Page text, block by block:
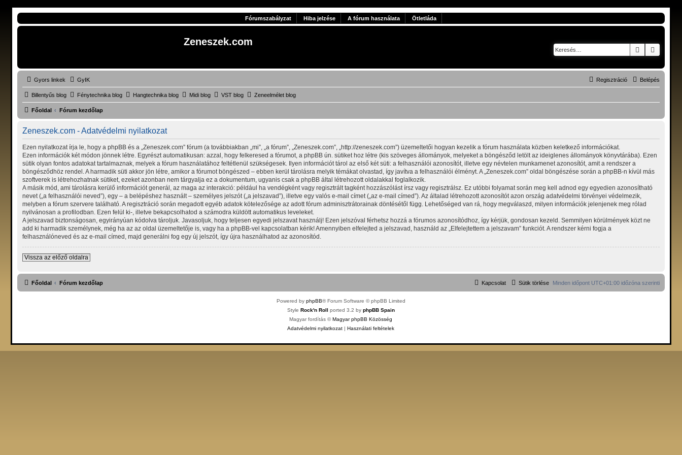
Fórumszabályzat Hiba jelzése A fórum használata Ötletláda
Zeneszek.com
Keresés
Gyors linkek GyIK Belépés
Regisztráció
Billentyűs blog Fénytechnika blog Hangtechnika blog Midi blog VST blog Zeneelmélet blog
Főoldal Fórum kezdőlap
Zeneszek.com - Adatvédelmi nyilatkozat
Ezen nyilatkozat írja le, hogy a phpBB és a „Zeneszek.com” fórum (a továbbiakban „mi”, „a fórum”, „Zeneszek.com”, „http://zeneszek.com”) üzemeltetői hogyan kezelik a fórum használata közben keletkező információkat.
Ezen információk két módon jönnek létre. Egyrészt automatikusan: azzal, hogy felkeresed a fórumot, a phpBB ún. sütiket hoz létre (kis szöveges állományok, melyeket a böngésződ letölt az ideiglenes állományok könyvtárába). Ezen
sütik olyan fontos adatokat tartalmaznak, melyek a fórum használatához feltétlenül szükségesek. Ilyen információt tárol az első két süti: a felhasználói azonosítót, illetve egy névtelen munkamenet azonosítót, amit a rendszer a
böngésződhöz rendel. A harmadik süti akkor jön létre, amikor a fórumot böngészed – ebben kerül tárolásra melyik témákat olvastad, így javítva a felhasználói élményt. A „Zeneszek.com” oldal böngészése során a phpBB-n kívül más
szoftverek is létrehozhatnak sütiket, ezeket azonban nem tárgyalja ez a dokumentum, ugyanis csak a phpBB által létrehozott oldalakkal foglalkozik.
A másik mód, ami tárolásra kerülő információt generál, az maga az interakció: például ha vendégként vagy regisztrált tagként hozzászólást írsz vagy regisztrálsz. Ez utóbbi folyamat során meg kell adnod egy egyedien azonosítható
nevet („a felhasználói neved”), egy – a belépéshez használt – személyes jelszót („a jelszavad”), illetve egy valós e-mail címet („az e-mail címed”). Az általad létrehozott azonosítót azon ország adatvédelmi törvényei védelmezik,
melyben a fórum szervere található. A regisztráció során megadott egyéb adatok kötelezősége az adott fórum adminisztrátorainak döntésétől függ. Lehetőséged van rá, hogy megválaszd, milyen információk jelenjenek meg rólad
nyilvánosan a profilodban. Ezen felül ki-, illetve bekapcsolhatod a számodra küldött automatikus leveleket.
A jelszavad biztonságosan, egyirányúan kódolva tároljuk. Javasoljuk, hogy teljesen egyedi jelszavat használj! Ezen jelszóval férhetsz hozzá a fórumos azonosítódhoz, így kérjük, gondosan kezeld. Semmilyen körülmények közt ne
add ki harmadik személynek, még ha az az oldal üzemeltetője is, vagy ha a phpBB-vel kapcsolatban kérik! Amennyiben elfelejted a jelszavad, használd az „Elfelejtettem a jelszavam” funkciót. A rendszer kérni fogja a
felhasználóneved és az e-mail címed, majd generálni fog egy új jelszót, így újra használhatod az azonosítód.
Vissza az előző oldalra
Főoldal Fórum kezdőlap Minden időpont UTC+01:00 időzóna szerinti
Sütik törlése
Kapcsolat
Powered by phpBB® Forum Software © phpBB Limited
Style Rock'n Roll ported 3.2 by phpBB Spain
Magyar fordítás ©Magyar phpBB Közösség
Adatvédelmi nyilatkozat |Használati feltételek